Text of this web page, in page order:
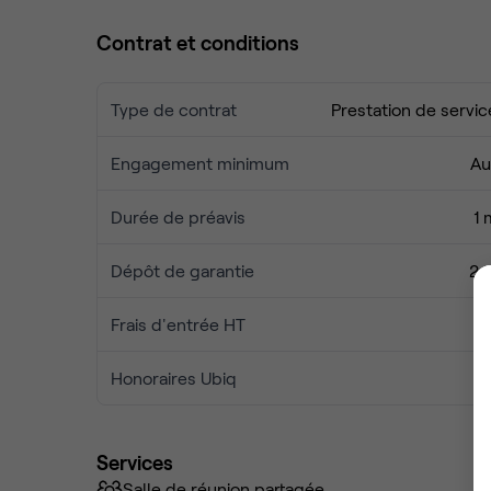
Contrat et conditions
Type de contrat Prestation de
Engagement minimum
Durée de préavis 1
Dépôt de garantie 2
Frais d'entrée HT
Honoraires Ubiq
Services